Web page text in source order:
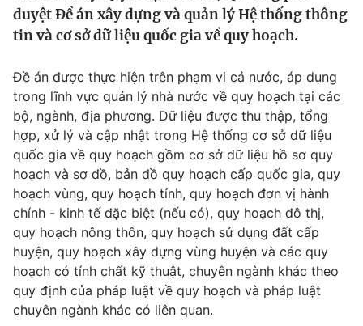
Tin tức
Thế giới đó đây
Câu chuyện quốc tế
Kinh tế
Thị trường
Góc doanh nghiệp
Truyền hình
Phim VTV
Hậu trường
Nhân vật
Khán giả
Giải sao mai
Giải trí
Điện ảnh
Âm nhạc
Sao
Đời sống
Du lịch
Làm đẹp
Chất lượng cuộc sống
Giáo dục
Tuyển sinh
Học trực tuyến
Công nghệ
duyệt Đề án xây dựng và quản lý Hệ thống thông
tin và cơ sở dữ liệu quốc gia về quy hoạch.
Đề án được thực hiện trên phạm vi cả nước, áp dụng
trong lĩnh vực quản lý nhà nước về quy hoạch tại các
bộ, ngành, địa phương. Dữ liệu được thu thập, tổng
hợp, xử lý và cập nhật trong Hệ thống cơ sở dữ liệu
quốc gia về quy hoạch gồm cơ sở dữ liệu hồ sơ quy
hoạch và sơ đồ, bản đồ quy hoạch cấp quốc gia, quy
hoạch vùng, quy hoạch tỉnh, quy hoạch đơn vị hành
chính - kinh tế đặc biệt (nếu có), quy hoạch đô thị,
quy hoạch nông thôn, quy hoạch sử dụng đất cấp
huyện, quy hoạch xây dựng vùng huyện và các quy
hoạch có tính chất kỹ thuật, chuyên ngành khác theo
quy định của pháp luật về quy hoạch và pháp luật
chuyên ngành khác có liên quan.